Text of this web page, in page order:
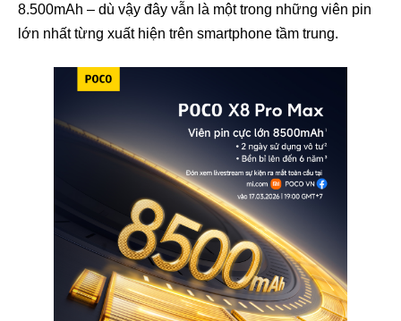
8.500mAh – dù vậy đây vẫn là một trong những viên pin
lớn nhất từng xuất hiện trên smartphone tầm trung.